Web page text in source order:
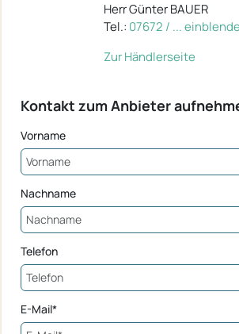
Herr Günter BAUER
Tel.: 07672 / ...
Zur Händlerseite
Kontakt zum Anbieter
Vorname
Nachname
Telefon
E-Mail*